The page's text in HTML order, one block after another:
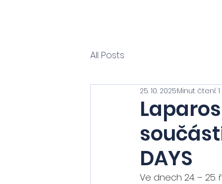
All Posts
DAYS
25. 10. 2025Minut čtení: 1
Ve dnech 24. –